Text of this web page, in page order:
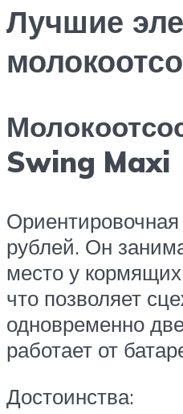
Лучшие
Swing Maxi
рублей. Он
место у
что позволяет
одновременно
работает от
Достоинства: